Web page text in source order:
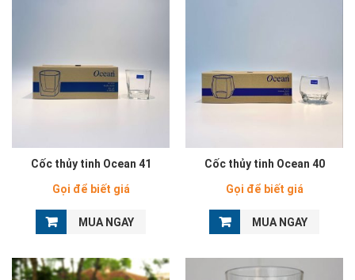
Cốc thủy tinh Ocean 41
Gọi để biết giá
MUA NGAY
Cốc thủy tinh Ocean 40
Gọi để biết giá
MUA NGAY